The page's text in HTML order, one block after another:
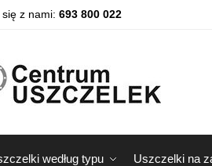
z nami: 693 800 022
według typu Uszczelki na